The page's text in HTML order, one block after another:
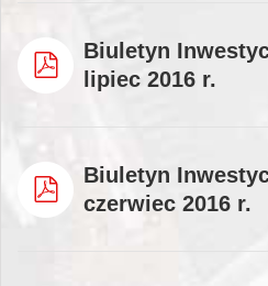
Biuletyn
lipiec 2016 r.
Biuletyn
czerwiec 2016 r.